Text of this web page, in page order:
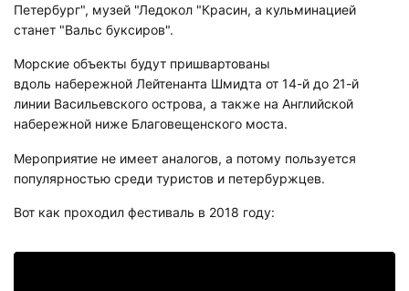
Петербург", музей "Ледокол "Красин, а кульминацией
станет "Вальс буксиров".
Морские объекты будут пришвартованы
вдоль набережной Лейтенанта Шмидта от 14-й до 21-й
линии Васильевского острова, а также на Английской
набережной ниже Благовещенского моста.
Мероприятие не имеет аналогов, а потому пользуется
популярностью среди туристов и петербуржцев.
Вот как проходил фестиваль в 2018 году: